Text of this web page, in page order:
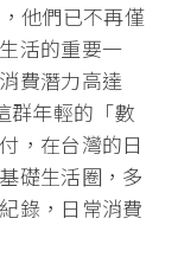
他們已不再僅
活的重要一
費潛力高達
群年輕的「數
，在台灣的日
礎生活圈，多
錄，日常消費